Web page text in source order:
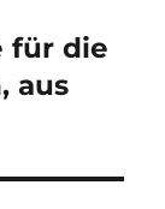
für die
aus